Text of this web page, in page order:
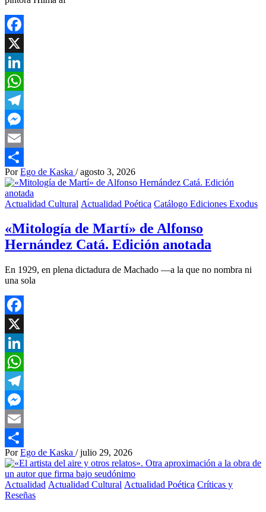
Facebook
X
LinkedIn
WhatsApp
Telegram
Messenger
Email
Compartir
Por Ego de Kaska / agosto 3, 2026
Actualidad Cultural Actualidad Poética Catálogo Ediciones Exodus
«Mitología de Martí» de Alfonso
Hernández Catá. Edición anotada
En 1929, en plena dictadura de Machado —a la que no nombra ni
una sola
Facebook
X
LinkedIn
WhatsApp
Telegram
Messenger
Email
Compartir
Por Ego de Kaska / julio 29, 2026
Actualidad Actualidad Cultural Actualidad Poética Críticas y
Reseñas